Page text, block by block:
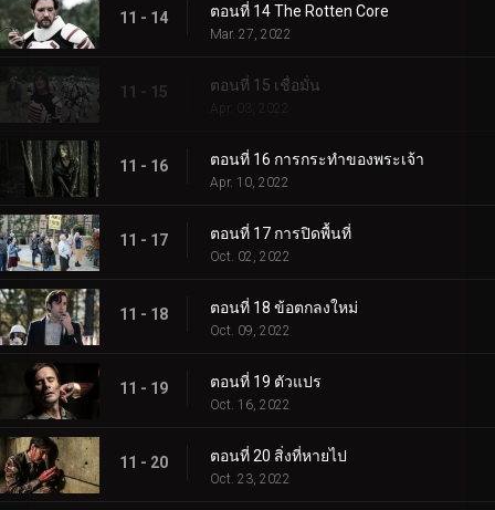
11 - 14 ตอนที่ 14 The Rotten Core
Mar. 27, 2022
11 - 15 ตอนที่ 15 เชื่อมั่น
Apr. 03, 2022
11 - 16 ตอนที่ 16 การกระทำของพระเจ้า
Apr. 10, 2022
11 - 17 ตอนที่ 17 การปิดพื้นที่
Oct. 02, 2022
11 - 18 ตอนที่ 18 ข้อตกลงใหม่
Oct. 09, 2022
11 - 19 ตอนที่ 19 ตัวแปร
Oct. 16, 2022
11 - 20 ตอนที่ 20 สิ่งที่หายไป
Oct. 23, 2022